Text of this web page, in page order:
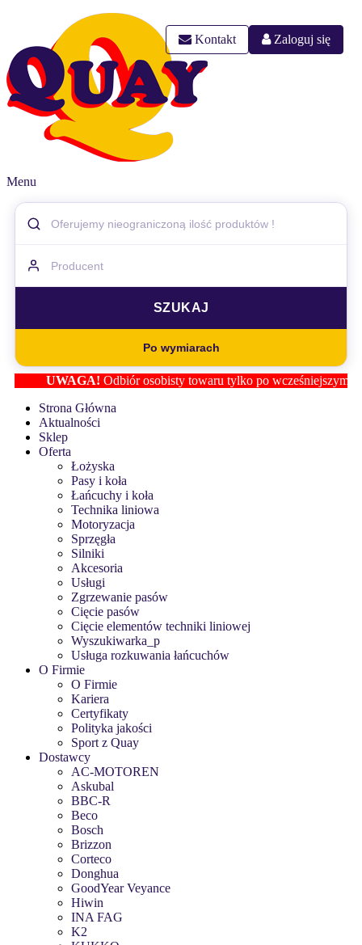
Kontakt Zaloguj się
Menu
Po wymiarach
UWAGA!Odbiór osobisty towaru tylko po wcześniejszym
Strona Główna
Aktualności
Sklep
Oferta
Łożyska
Pasy i koła
Łańcuchy i koła
Technika liniowa
Motoryzacja
Sprzęgła
Silniki
Akcesoria
Usługi
Zgrzewanie pasów
Cięcie pasów
Cięcie elementów techniki liniowej
Wyszukiwarka_p
Usługa rozkuwania łańcuchów
O Firmie
O Firmie
Kariera
Certyfikaty
Polityka jakości
Sport z Quay
Dostawcy
AC-MOTOREN
Askubal
BBC-R
Beco
Bosch
Brizzon
Corteco
Donghua
GoodYear Veyance
Hiwin
INA FAG
K2